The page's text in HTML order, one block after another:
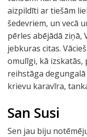
aizpildīti ar tiešām
šedevriem, un vecā
pērles abējādā ziņā,
jebkuras citas.
omulīgi, kā
reihstāga
krievu karavīra,
San Susi
Sen jau biju